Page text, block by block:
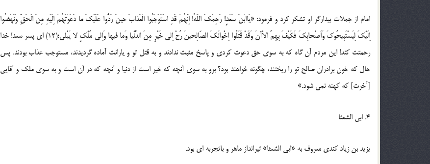
امام از جملات بیدارگر او تشکر کرد و فرمود: «یَاابْنَ سَعْدٍ! رَحِمَکَ اللّهُ! اِنَّهُمْ قَدِ اسْتَوْجَبُوا الْعَذابَ حینَ رَدُّوا عَلَیْکَ ما دَعَوْتَهُمْ اِلَیْهِ مِنَ الْحَقِّ وَنَهَضُوا
اِلَیْکَ لِیَسْتَبِیحُوکَ وَاَصْحابِکَ فَکَیْفَ بِهِمُ الاْآنَ وَقَدْ قَتَلُوا اِخْوانَکَ الصّالِحینَ رُحْ اِلی خَیْرٍ مِنَ الدُّنْیا وَما فیها وَاِلی مُلْکٍ لا یَبْلی؛(12) ای پسر سعد! خدا
رحمتت کند! این مردم آن گاه که به سوی حق دعوت کردی و پاسخ مثبت ندادند و به قتل تو و یارانت آماده گردیدند، مستوجب عذاب بودند. پس
حال که خون برادران صالح تو را ریختند، چگونه خواهند بود؟ برو به سوی آنچه که خیر است از دنیا و آنچه که در آن است و به سوی ملک و آقایی
[آخرت] که کهنه نمی شود.»
4. ابی الشعثا
یزید بن زیاد کندی معروف به «ابی الشعثا» تیرانداز ماهر و باتجربه ای بود.